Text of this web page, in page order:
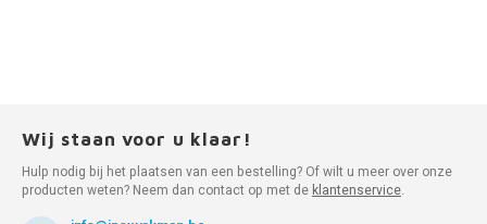
Wij staan voor u klaar!
Hulp nodig bij het plaatsen van een bestelling? Of wilt u meer over onze
producten weten? Neem dan contact op met de klantenservice.